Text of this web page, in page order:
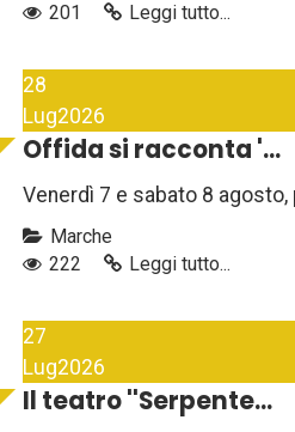
201
Leggi tutto...
28
Lug2026
Offida si racconta '...
Venerdì 7 e sabato 8 agosto,
Marche
222
Leggi tutto...
27
Lug2026
Il teatro ''Serpente...